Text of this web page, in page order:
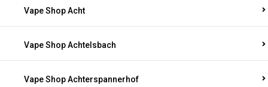
Vape Shop Acht
Vape Shop Achtelsbach
Vape Shop Achterspannerhof